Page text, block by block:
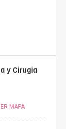
y Cirugia
MAPA